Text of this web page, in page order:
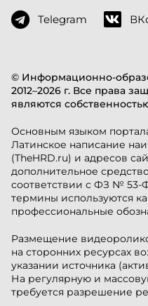
© Информационно-
2012–2026 г. Все права
являются
Основным языком
Латинское написание
(TheHRD.ru) и адресов
дополнительное
соответствии с ФЗ № 53-
термины используются
профессиональные
Размещение
на сторонних ресурсах
указании источника
На регулярную и
требуется разрешение
Telegram